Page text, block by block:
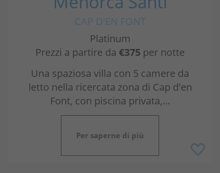
CAP D'EN FONT
Platinum
Prezzi a partire da €375 per notte
Una spaziosa villa con 5 camere da
letto nella ricercata zona di Cap d'en
Font, con piscina privata,...
Per saperne di più